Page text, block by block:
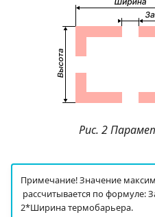
Рис. 2
Примечание! Значение
рассчитывается по формуле:
2*Ширина термобарьера.